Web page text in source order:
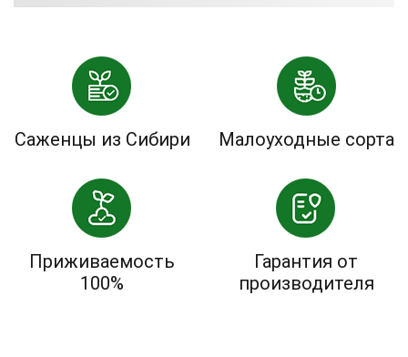
Саженцы из Сибири Малоуходные сорта
Приживаемость
100%
Гарантия от
производителя